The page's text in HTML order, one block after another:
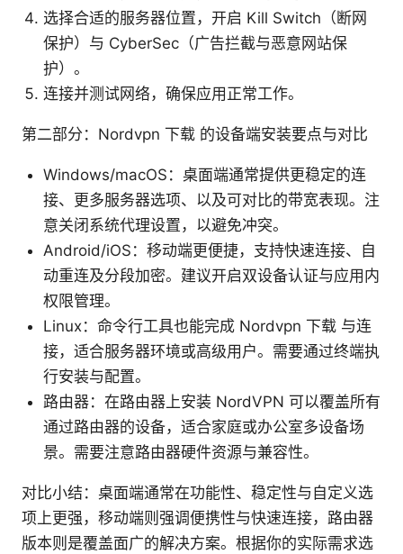
选择合适的服务器位置，开启 Kill Switch（断网
保护）与 CyberSec（广告拦截与恶意网站保
护）。
连接并测试网络，确保应用正常工作。
第二部分：Nordvpn 下载 的设备端安装要点与对比
Windows/macOS：桌面端通常提供更稳定的连
接、更多服务器选项、以及可对比的带宽表现。注
意关闭系统代理设置，以避免冲突。
Android/iOS：移动端更便捷，支持快速连接、自
动重连及分段加密。建议开启双设备认证与应用内
权限管理。
Linux：命令行工具也能完成 Nordvpn 下载 与连
接，适合服务器环境或高级用户。需要通过终端执
行安装与配置。
路由器：在路由器上安装 NordVPN 可以覆盖所有
通过路由器的设备，适合家庭或办公室多设备场
景。需要注意路由器硬件资源与兼容性。
对比小结：桌面端通常在功能性、稳定性与自定义选
项上更强，移动端则强调便携性与快速连接，路由器
版本则是覆盖面广的解决方案。根据你的实际需求选